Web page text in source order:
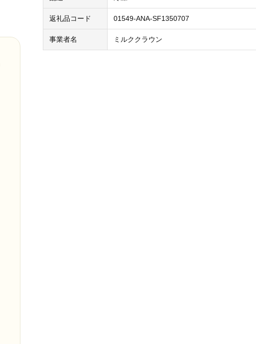
返礼品コード 01549-ANA-SF1350707
事業者名 ミルククラウン